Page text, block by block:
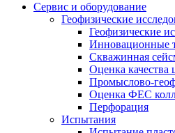
Сервис и оборудование
Геофизические
Геофизические
Инновационные
Скважинная
Оценка качества
Промыслово-
Оценка ФЕС
Перфорация
Испытания